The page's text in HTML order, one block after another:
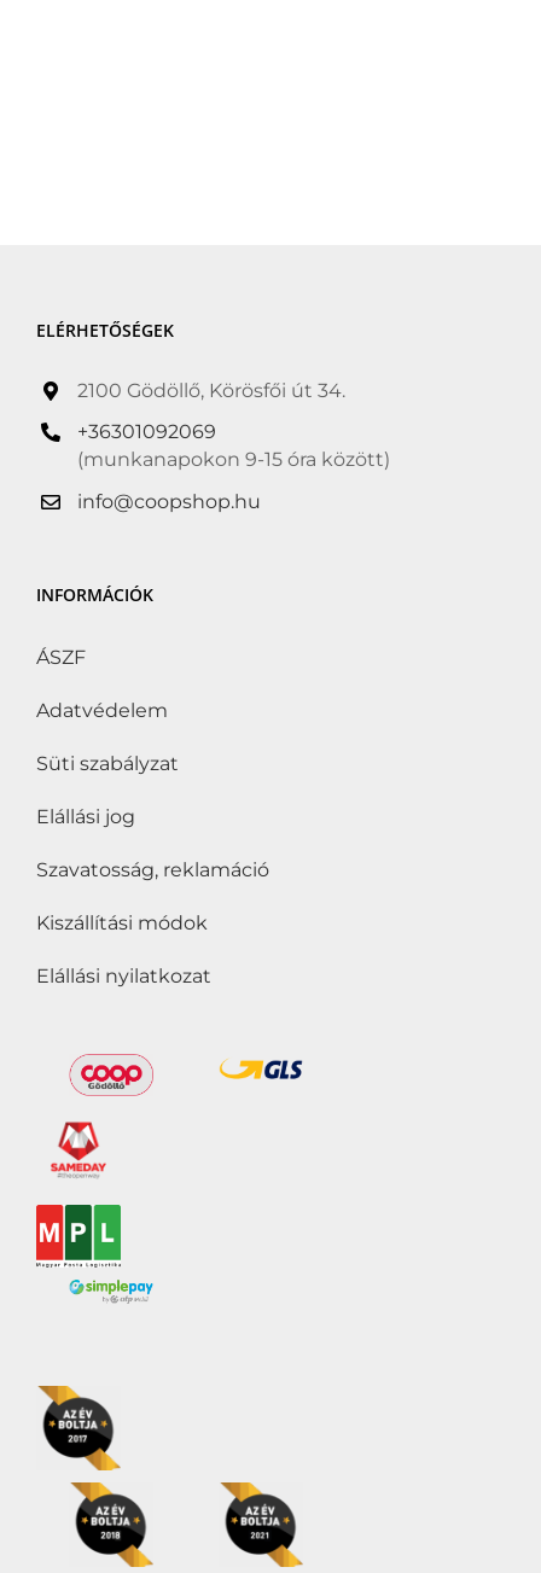
ELÉRHETŐSÉGEK
2100 Gödöllő, Körösfői út 34.
+36301092069
(munkanapokon 9-15 óra között)
info@coopshop.hu
INFORMÁCIÓK
ÁSZF
Adatvédelem
Süti szabályzat
Elállási jog
Szavatosság, reklamáció
Kiszállítási módok
Elállási nyilatkozat